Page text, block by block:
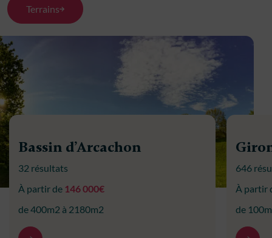
Terrains
Bassin d’Arcachon
32 résultats
À partir de 146 000€
de 400m2 à 2180m2
646
À partir
de